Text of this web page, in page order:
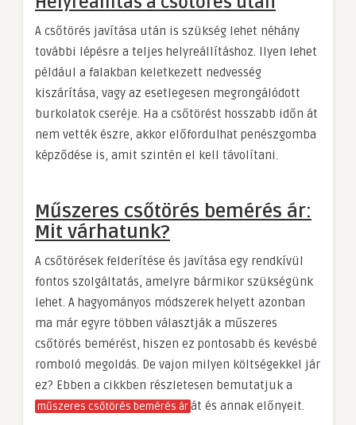
A csőtörés javítása után is szükség lehet néhány
további lépésre a teljes helyreállításhoz. Ilyen lehet
például a falakban keletkezett nedvesség
kiszárítása, vagy az esetlegesen megrongálódott
burkolatok cseréje. Ha a csőtörést hosszabb időn át
nem vették észre, akkor előfordulhat penészgomba
képződése is, amit szintén el kell távolítani.
Műszeres csőtörés bemérés ár:
Mit várhatunk?
A csőtörések felderítése és javítása egy rendkívül
fontos szolgáltatás, amelyre bármikor szükségünk
lehet. A hagyományos módszerek helyett azonban
ma már egyre többen választják a műszeres
csőtörés bemérést, hiszen ez pontosabb és kevésbé
romboló megoldás. De vajon milyen költségekkel jár
ez? Ebben a cikkben részletesen bemutatjuk a
műszeres csőtörés bemérés árát és annak előnyeit.